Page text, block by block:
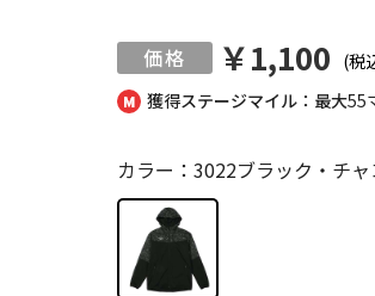
獲得ステージマイル：最大55
￥1,100 (税
カラー：3022ブラック・チ